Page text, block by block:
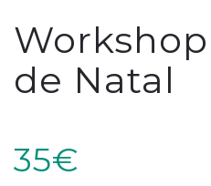
de Natal
35€